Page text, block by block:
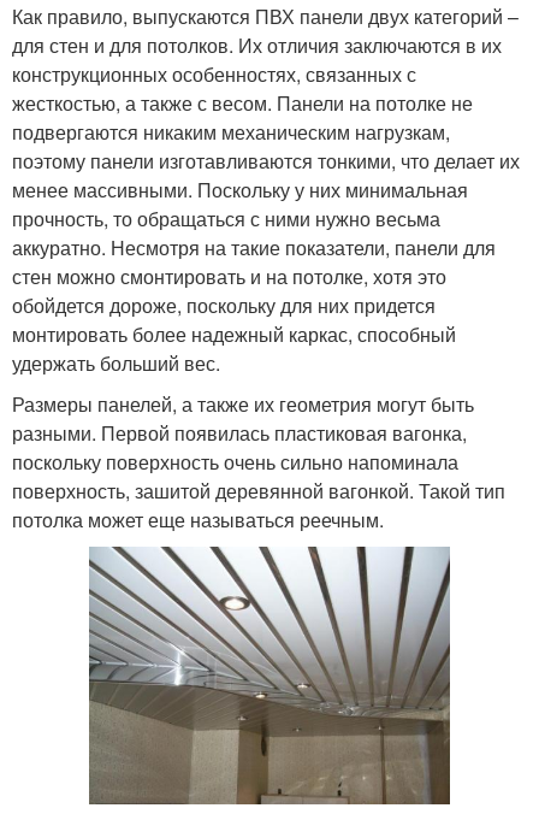
Как правило, выпускаются ПВХ панели двух категорий –
для стен и для потолков. Их отличия заключаются в их
конструкционных особенностях, связанных с
жесткостью, а также с весом. Панели на потолке не
подвергаются никаким механическим нагрузкам,
поэтому панели изготавливаются тонкими, что делает их
менее массивными. Поскольку у них минимальная
прочность, то обращаться с ними нужно весьма
аккуратно. Несмотря на такие показатели, панели для
стен можно смонтировать и на потолке, хотя это
обойдется дороже, поскольку для них придется
монтировать более надежный каркас, способный
удержать больший вес.
Размеры панелей, а также их геометрия могут быть
разными. Первой появилась пластиковая вагонка,
поскольку поверхность очень сильно напоминала
поверхность, зашитой деревянной вагонкой. Такой тип
потолка может еще называться реечным.